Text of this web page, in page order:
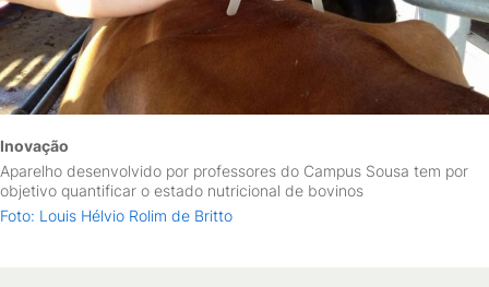
Inovação
Aparelho desenvolvido por professores do Campus Sousa tem por
objetivo quantificar o estado nutricional de bovinos
Foto: Louis Hélvio Rolim de Britto